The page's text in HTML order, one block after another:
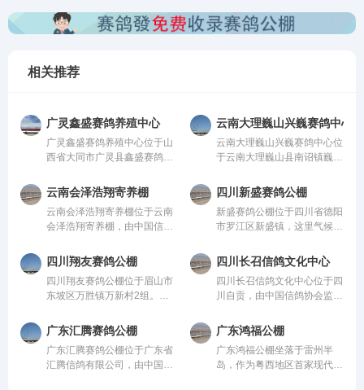
相关推荐
广灵鑫盛赛鸽养殖中心
广灵鑫盛赛鸽养殖中心位于山
西省大同市广灵县鑫盛赛鸽养
管。该公棚以国际、国内先
进、科学合理的设计方案进行
建设，采用一体化钢架结构，
公棚长200米，宽28米，高15
从配件设施到饲养团队，均达
到业内领先水平，为广大鸽友
创造一个心神向往的赛鸽净
地。
云南大理巍山兴巍赛鸽中心
云南大理巍山兴巍赛鸽中心位
于云南大理巍山县南诏镇巍山
鸽协会监管。该公棚以国际、
国内先进、科学合理的设计方
案进行建设，采用一体化钢架
结构，公棚长200米，宽28
羽赛鸽。从配件设施到饲养团
队，均达到业内领先水平，为
广大鸽友创造一个心神向往的
赛鸽净地。
云南会泽浩翔寄养棚
云南会泽浩翔寄养棚位于云南
会泽浩翔寄养棚，由中国信鸽
内先进、科学合理的设计方案
进行建设，采用一体化钢架结
构，公棚长200米，宽28米，
高15米，可容纳20000多羽赛
均达到业内领先水平，为广大
鸽友创造一个心神向往的赛鸽
净地。
四川新盛赛鸽公棚
新盛赛鸽公棚位于四川省德阳
市罗江区新盛镇，这里气候温
赛环境，是专为广大鸽友打造
的专业赛鸽竞技平台。公棚总
占地面积70余亩，主棚长218
米、宽28米，可容纳赛鸽2.5
喂食区和赛飞活动区等。
四川翔友赛鸽公棚
四川翔友赛鸽公棚位于眉山市
东坡区万胜镇万新村2组。气
竞技核心区域。交通便捷通
达，周边无高大建筑与污染
源，空气洁净、地势平缓，得
天独厚的自然环境为赛鸽生
四川长召信鸽文化中心
四川长召信鸽文化中心位于四
川自贡，由中国信鸽协会监
进、科学合理的设计方案进行
建设，采用一体化钢架结构，
公棚长200米，宽28米，高15
米，可容纳20000多羽赛鸽。
广东汇腾赛鸽公棚
广东汇腾赛鸽公棚位于广东省
汇腾信鸽有限公司，由中国信
广东鸿福公棚
广东鸿福公棚坐落于雷州半
岛，作为粤西地区首家现代化